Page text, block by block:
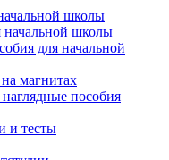
школы
начальной школы
для начальной
магнитах
пособия
и тесты